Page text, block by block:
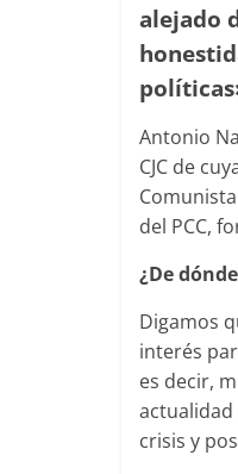
alejado
Antonio
CJC de
del PCC,
¿De
Digamos
interés
es decir,
actualidad
crisis y